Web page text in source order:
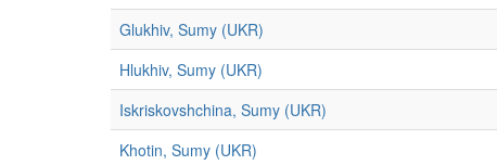
Glukhiv, Sumy (UKR)
Hlukhiv, Sumy (UKR)
Iskriskovshchina, Sumy (UKR)
Khotin, Sumy (UKR)